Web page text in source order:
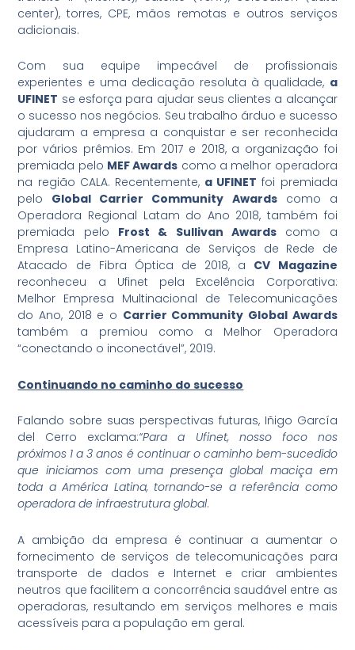
center), torres, CPE, mãos remotas e outros serviços
adicionais.
Com sua equipe impecável de profissionais
experientes e uma dedicação resoluta à qualidade, a
UFINET se esforça para ajudar seus clientes a alcançar
o sucesso nos negócios. Seu trabalho árduo e sucesso
ajudaram a empresa a conquistar e ser reconhecida
por vários prêmios. Em 2017 e 2018, a organização foi
premiada pelo MEF Awards como a melhor operadora
na região CALA. Recentemente, a UFINET foi premiada
pelo Global Carrier Community Awardscomo a
Operadora Regional Latam do Ano 2018, também foi
premiada pelo Frost & Sullivan Awardscomo a
Empresa Latino-Americana de Serviços de Rede de
Atacado de Fibra Óptica de 2018, a CV Magazine
reconheceu a Ufinet pela Excelência Corporativa:
Melhor Empresa Multinacional de Telecomunicações
do Ano, 2018 e o Carrier Community Global Awards
também a premiou como a Melhor Operadora
“conectando o inconectável”, 2019.
Continuando no caminho do sucesso
Falando sobre suas perspectivas futuras, Iñigo García
del Cerro exclama:“Para a Ufinet, nosso foco nos
próximos 1 a 3 anos é continuar o caminho bem-sucedido
que iniciamos com uma presença global maciça em
toda a América Latina, tornando-se a referência como
operadora de infraestrutura global.
A ambição da empresa é continuar a aumentar o
fornecimento de serviços de telecomunicações para
transporte de dados e Internet e criar ambientes
neutros que facilitem a concorrência saudável entre as
operadoras, resultando em serviços melhores e mais
acessíveis para a população em geral.